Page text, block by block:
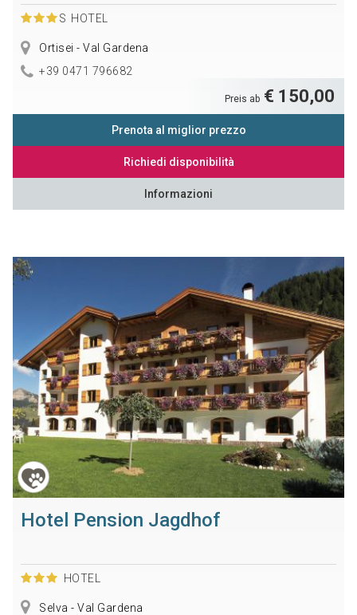
S HOTEL
Ortisei - Val Gardena
+39 0471 796682
Preis ab € 150,00
Prenota al miglior prezzo
Richiedi disponibilità
Informazioni
Hotel Pension Jagdhof
HOTEL
Selva - Val Gardena